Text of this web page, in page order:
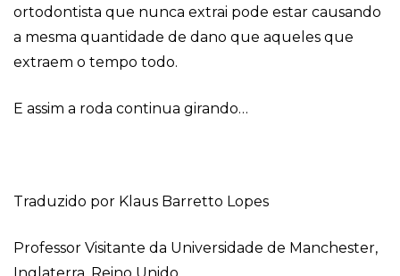
ortodontista que nunca extrai pode estar causando
a mesma quantidade de dano que aqueles que
extraem o tempo todo.
E assim a roda continua girando…
Traduzido por Klaus Barretto Lopes
Professor Visitante da Universidade de Manchester,